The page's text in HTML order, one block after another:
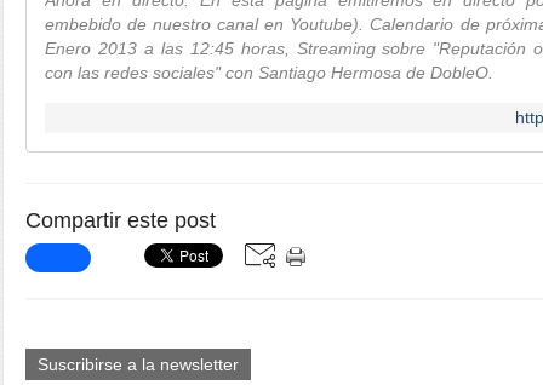
embebido de nuestro canal en Youtube). Calendario de
Enero 2013 a las 12:45 horas, Streaming sobre "Reputación
con las redes sociales" con Santiago Hermosa de DobleO.
Compartir este post
Suscribirse a la newsletter